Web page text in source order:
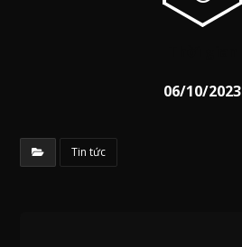
06/10/2023
Tin tức